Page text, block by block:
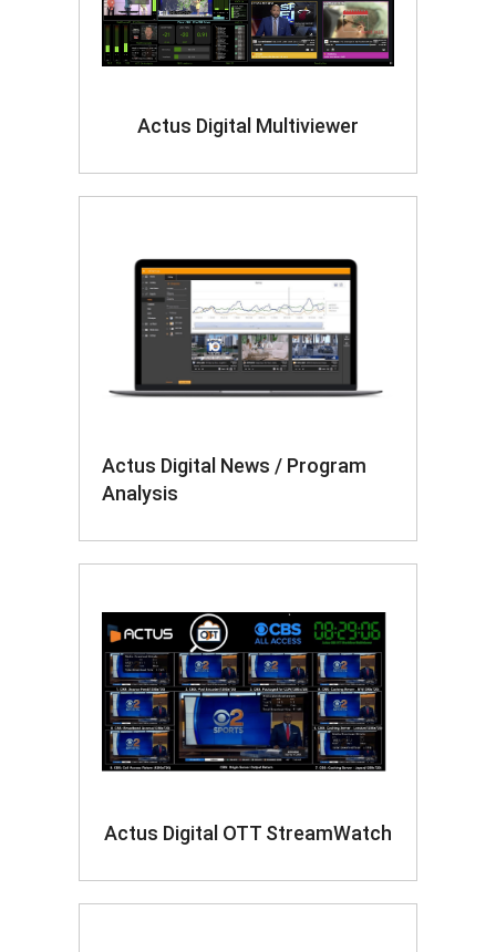
Actus Digital Multiviewer
Actus Digital News / Program
Analysis
Actus Digital OTT StreamWatch